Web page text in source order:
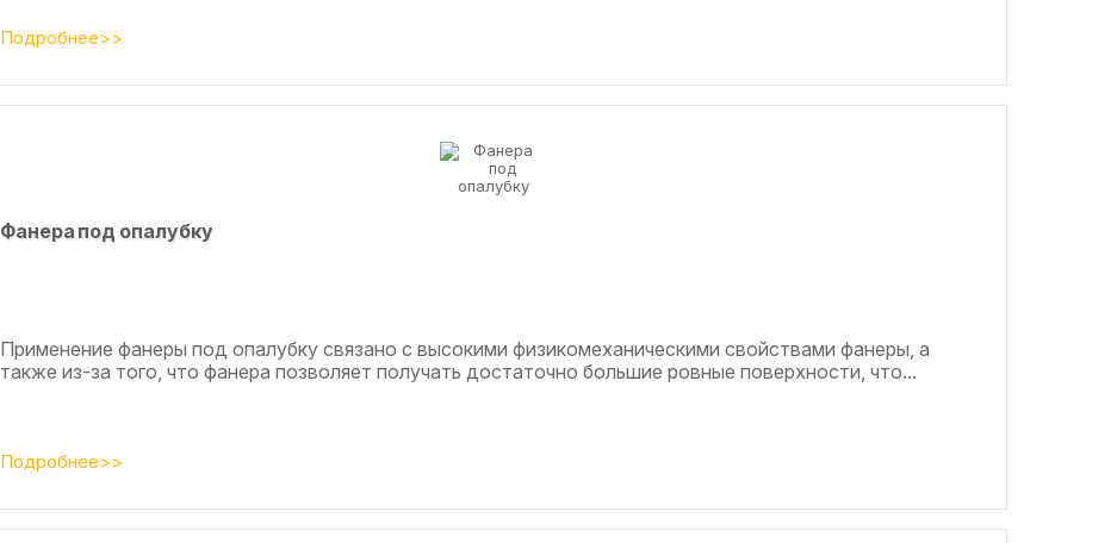
Подробнее>>
Фанера под опалубку
Применение фанеры под опалубку связано с высокими физикомеханическими свойствами фанеры, а
также из-за того, что фанера позволяет получать достаточно большие ровные поверхности, что...
Подробнее>>